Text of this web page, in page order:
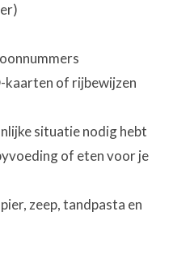
kaarten of rijbewijzen
situatie nodig hebt
of eten voor je
zeep, tandpasta en